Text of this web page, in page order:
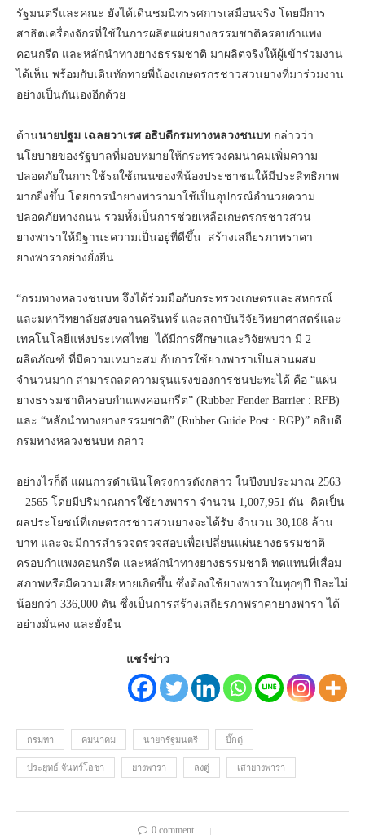
รัฐมนตรีและคณะ ยังได้เดินชมนิทรรศการเสมือนจริง โดยมีการ
สาธิตเครื่องจักรที่ใช้ในการผลิตแผ่นยางธรรมชาติครอบกำแพง
คอนกรีต และหลักนำทางยางธรรมชาติ มาผลิตจริงให้ผู้เข้าร่วมงาน
ได้เห็น พร้อมกับเดินทักทายพี่น้องเกษตรกรชาวสวนยางที่มาร่วมงาน
อย่างเป็นกันเองอีกด้วย
ด้านนายปฐม เฉลยวาเรศ อธิบดีกรมทางหลวงชนบท กล่าวว่า
นโยบายของรัฐบาลที่มอบหมายให้กระทรวงคมนาคมเพิ่มความ
ปลอดภัยในการใช้รถใช้ถนนของพี่น้องประชาชนให้มีประสิทธิภาพ
มากยิ่งขึ้น โดยการนำยางพารามาใช้เป็นอุปกรณ์อำนวยความ
ปลอดภัยทางถนน รวมทั้งเป็นการช่วยเหลือเกษตรกรชาวสวน
ยางพาราให้มีฐานะความเป็นอยู่ที่ดีขึ้น สร้างเสถียรภาพราคา
ยางพาราอย่างยั่งยืน
“กรมทางหลวงชนบท จึงได้ร่วมมือกับกระทรวงเกษตรและสหกรณ์
และมหาวิทยาลัยสงขลานครินทร์ และสถาบันวิจัยวิทยาศาสตร์และ
เทคโนโลยีแห่งประเทศไทย ได้มีการศึกษาและวิจัยพบว่า มี 2
ผลิตภัณฑ์ ที่มีความเหมาะสม กับการใช้ยางพาราเป็นส่วนผสม
จำนวนมาก สามารถลดความรุนแรงของการชนปะทะได้ คือ “แผ่น
ยางธรรมชาติครอบกำแพงคอนกรีต” (Rubber Fender Barrier : RFB)
และ “หลักนำทางยางธรรมชาติ” (Rubber Guide Post : RGP)” อธิบดี
กรมทางหลวงชนบท กล่าว
อย่างไรก็ดี แผนการดำเนินโครงการดังกล่าว ในปีงบประมาณ 2563
– 2565 โดยมีปริมาณการใช้ยางพารา จำนวน 1,007,951 ตัน คิดเป็น
ผลประโยชน์ที่เกษตรกรชาวสวนยางจะได้รับ จำนวน 30,108 ล้าน
บาท และจะมีการสำรวจตรวจสอบเพื่อเปลี่ยนแผ่นยางธรรมชาติ
ครอบกำแพงคอนกรีต และหลักนำทางยางธรรมชาติ ทดแทนที่เสื่อม
สภาพหรือมีความเสียหายเกิดขึ้น ซึ่งต้องใช้ยางพาราในทุกๆปี ปีละไม่
น้อยกว่า 336,000 ตัน ซึ่งเป็นการสร้างเสถียรภาพราคายางพารา ได้
อย่างมั่นคง และยั่งยืน
แชร์ข่าว
กรมทา คมนาคม นายกรัฐมนตรี บิ๊กตู่
ประยุทธ์ จันทร์โอชา ยางพารา ลงตู่ เสายางพารา
0 comment